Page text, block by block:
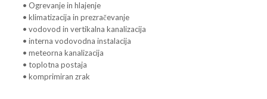
• Ogrevanje in hlajenje
• klimatizacija in prezračevanje
• vodovod in vertikalna kanalizacija
• interna vodovodna instalacija
• meteorna kanalizacija
• toplotna postaja
• komprimiran zrak